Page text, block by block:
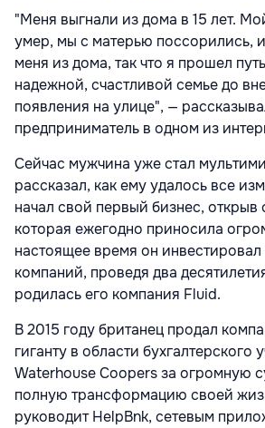
"Меня выгнали из дома в 15 лет.
умер, мы с матерью поссорились,
меня из дома, так что я прошел
надежной, счастливой семье до
появления на улице", —
предприниматель в одном из
Сейчас мужчина уже стал
рассказал, как ему удалось все
начал свой первый бизнес,
которая ежегодно приносила
настоящее время он
компаний, проведя два
родилась его компания Fluid.
В 2015 году британец продал
гиганту в области бухгалтерского
Waterhouse Coopers за огромную
полную трансформацию своей
руководит HelpBnk, сетевым